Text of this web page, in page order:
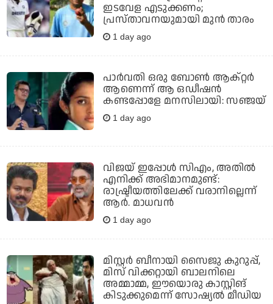
ഇടവേള എടുക്കണം;
പ്രസ്താവനയുമായി മുന്‍ താരം
1 day ago
പാർവതി ഒരു ബോൺ ആക്റ്റർ
ആണെന്ന് ആ ഒഡീഷൻ
കണ്ടപ്പോളേ മനസിലായി: സഞ്ജയ്
1 day ago
വിജയ് ഇപ്പോൾ സിഎം, അതിൽ
എനിക്ക് അഭിമാനമുണ്ട്:
രാഷ്ട്രീയത്തിലേക്ക് വരാനില്ലെന്ന്
ആർ. മാധവൻ
1 day ago
മിസ്റ്റര്‍ ബീനായി സൈജു കുറുപ്പ്,
മിസ് വിക്കറ്റായി ബാലനിലെ
അമ്മാമ്മ, ഈയൊരു കാസ്റ്റിങ്
കിടുക്കുമെന്ന് സോഷ്യല്‍ മീഡിയ